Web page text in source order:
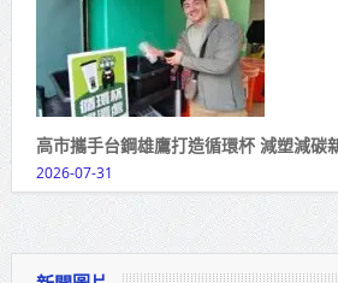
高市攜手台鋼雄鷹打造循環杯 減塑減碳
2026-07-31